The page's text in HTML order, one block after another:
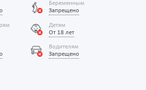
Беременным
Запрещено
Детям
От 18 лет
Водителям
Запрещено